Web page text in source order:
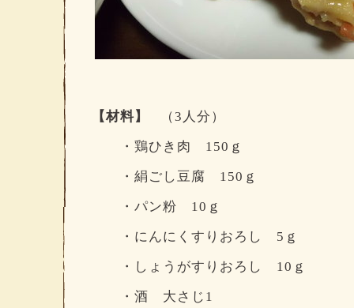
【材料】
（3人分）
・鶏ひき肉 150ｇ
・絹ごし豆腐 150ｇ
・パン粉 10ｇ
・にんにくすりおろし 5ｇ
・しょうがすりおろし 10ｇ
・酒 大さじ1